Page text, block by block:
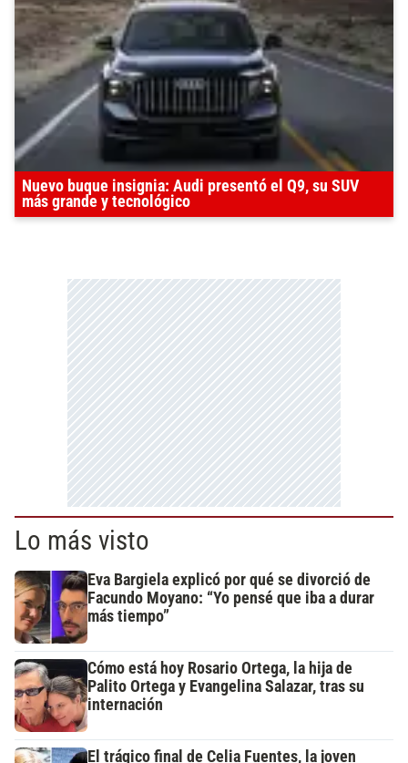
Nuevo buque insignia: Audi presentó el Q9, su SUV
más grande y tecnológico
Lo más visto
Eva Bargiela explicó por qué se divorció de
Facundo Moyano: “Yo pensé que iba a durar
más tiempo”
Cómo está hoy Rosario Ortega, la hija de
Palito Ortega y Evangelina Salazar, tras su
internación
El trágico final de Celia Fuentes, la joven